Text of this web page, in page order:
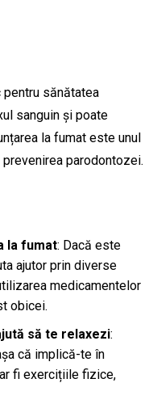
pentru sănătatea
sanguin și poate
la fumat este unul
parodontozei.
la fumat: Dacă este
ajutor prin diverse
medicamentelor
obicei.
să te relaxezi:
că implică-te în
fi exercițiile fizice,